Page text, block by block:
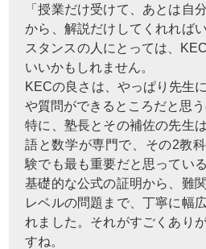
「授業だけ受けて、あとは自
から、解説だけしてくれれば
スタンスの人にとっては、
いいかもしれません。
KECの良さは、やっぱり先生
や質問ができるところだと思う
特に、塾長とその補佐の先生
語と数学が専門で、その2教
験でも最も重要だと思っている
基礎的な公式の証明から、難
レベルの問題まで、丁寧に幅
れました。それがすごくあり
すね。